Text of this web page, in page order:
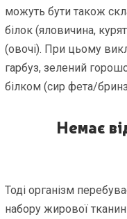
можуть бути також
білок (яловичина,
(овочі). При цьому
гарбуз, зелений
білком (сир фета/
Немає
Тоді організм
набору жирової